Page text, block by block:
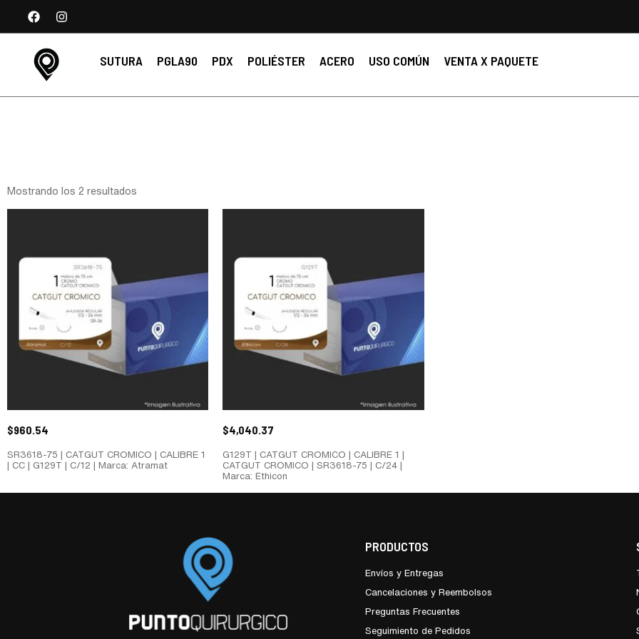
SUTURA PGLA90 PDX POLIÉSTER ACERO USO COMÚN VENTA X PAQUETE
Mostrando los 2 resultados
$960.54
SR3618-75 | CATGUT CROMICO | CALIBRE 1
| CC | G129T | C/12 | Marca: Atramat
$4,040.37
G129T | CATGUT CROMICO | CALIBRE 1 |
CATGUT CROMICO | SR3618-75 | C/24 |
Marca: Ethicon
PRODUCTOS
Envíos y Entregas
Cancelaciones y Reembolsos
Preguntas Frecuentes
Seguimiento de Pedidos